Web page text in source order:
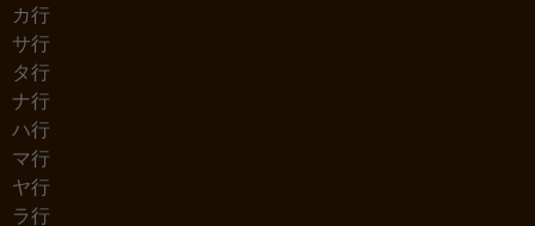
カ行
サ行
タ行
ナ行
ハ行
マ行
ヤ行
ラ行